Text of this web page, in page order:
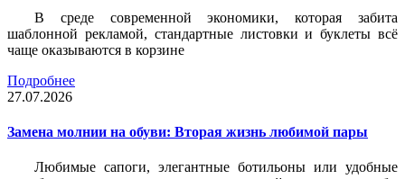
В среде современной экономики, которая забита
шаблонной рекламой, стандартные листовки и буклеты всё
чаще оказываются в корзине
Подробнее
27.07.2026
Замена молнии на обуви: Вторая жизнь любимой пары
Любимые сапоги, элегантные ботильоны или удобные